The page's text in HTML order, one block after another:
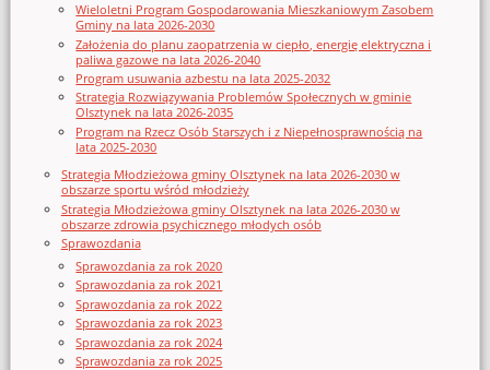
Wieloletni Program Gospodarowania Mieszkaniowym Zasobem
Gminy na lata 2026-2030
Założenia do planu zaopatrzenia w ciepło, energię elektryczna i
paliwa gazowe na lata 2026-2040
Program usuwania azbestu na lata 2025-2032
Strategia Rozwiązywania Problemów Społecznych w gminie
Olsztynek na lata 2026-2035
Program na Rzecz Osób Starszych i z Niepełnosprawnością na
lata 2025-2030
Strategia Młodzieżowa gminy Olsztynek na lata 2026-2030 w
obszarze sportu wśród młodzieży
Strategia Młodzieżowa gminy Olsztynek na lata 2026-2030 w
obszarze zdrowia psychicznego młodych osób
Sprawozdania
Sprawozdania za rok 2020
Sprawozdania za rok 2021
Sprawozdania za rok 2022
Sprawozdania za rok 2023
Sprawozdania za rok 2024
Sprawozdania za rok 2025